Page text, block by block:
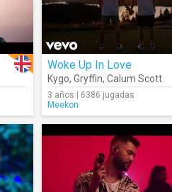
Woke Up In Love
Kygo, Gryffin, Calum Scott
3 años | 6386 jugadas
Meekon